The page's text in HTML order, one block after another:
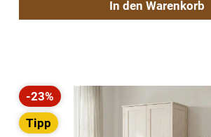
In den Warenkorb
Rabatt
-23%
Tipp